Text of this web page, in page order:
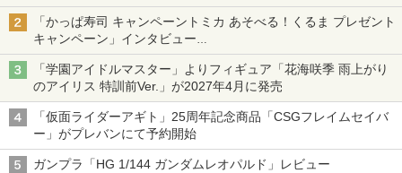
チューバ、テナサクなど5種各3色
「かっぱ寿司 キャンペーントミカ あそべる！くるま プレゼント
キャンペーン」インタビュー
子どもが楽しめるかっぱ寿司ならではの体験とコラボの楽しさを
追求
「学園アイドルマスター」よりフィギュア「花海咲季 雨上がり
のアイリス 特訓前Ver.」が2027年4月に発売
「仮面ライダーアギト」25周年記念商品「CSGフレイムセイバ
ー」がプレバンにて予約開始
ガンプラ「HG 1/144 ガンダムレオパルド」レビュー